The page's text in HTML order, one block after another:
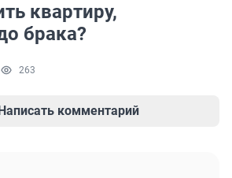
квартиру,
брака?
263
комментарий